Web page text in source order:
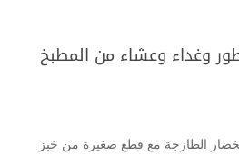
وغداء وعشاء من المطبخ
الطازجة مع قطع صغيرة من خبز